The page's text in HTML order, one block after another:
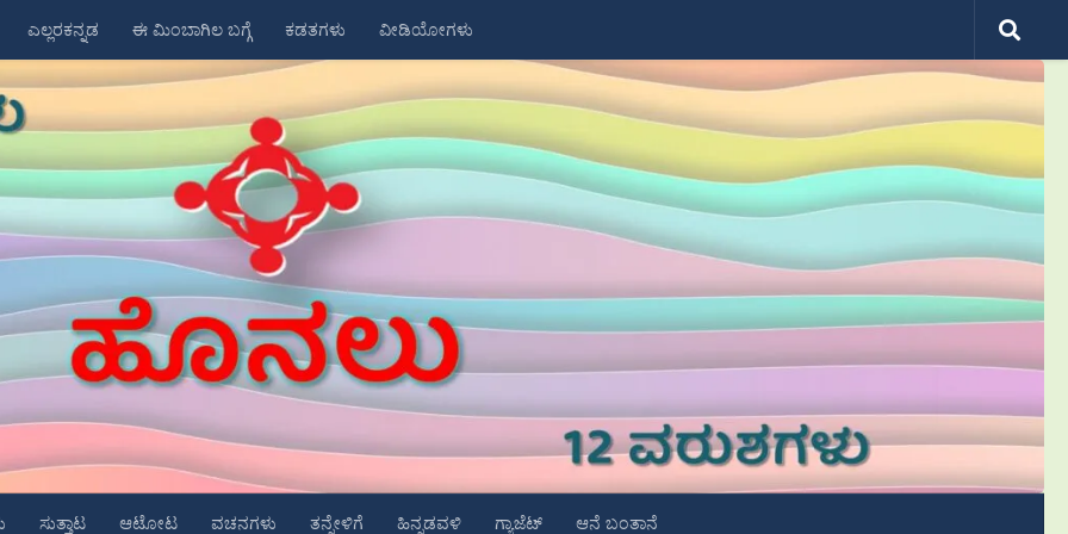
ಎಲ್ಲರಕನ್ನಡ ಈ ಮಿಂಬಾಗಿಲ ಬಗ್ಗೆ ಕಡತಗಳು ವೀಡಿಯೋಗಳು
ಸುತ್ತಾಟ ಆಟೋಟ ವಚನಗಳು ತನ್ನೇಳಿಗೆ ಹಿನ್ನಡವಳಿ ಗ್ಯಾಜೆಟ್ ಆನೆ ಬಂತಾನೆ